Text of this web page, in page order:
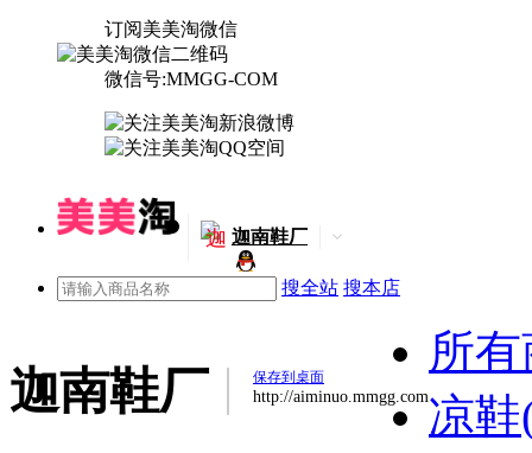
订阅美美淘微信
微信号:MMGG-COM
迦 迦南鞋厂
搜全站 搜本店
迦南鞋厂 保存到桌面
http://aiminuo.mmgg.com
所
凉鞋